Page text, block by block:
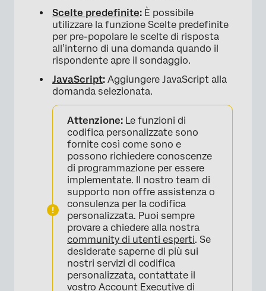
Scelte predefinite: È possibile
utilizzare la funzione Scelte predefinite
per pre-popolare le scelte di risposta
all’interno di una domanda quando il
rispondente apre il sondaggio.
JavaScript: Aggiungere JavaScript alla
domanda selezionata.
Attenzione: Le funzioni di
codifica personalizzate sono
fornite così come sono e
possono richiedere conoscenze
di programmazione per essere
implementate. Il nostro team di
supporto non offre assistenza o
consulenza per la codifica
personalizzata. Puoi sempre
provare a chiedere alla nostra
community di utenti esperti. Se
desiderate saperne di più sui
nostri servizi di codifica
personalizzata, contattate il
vostro Account Executive di